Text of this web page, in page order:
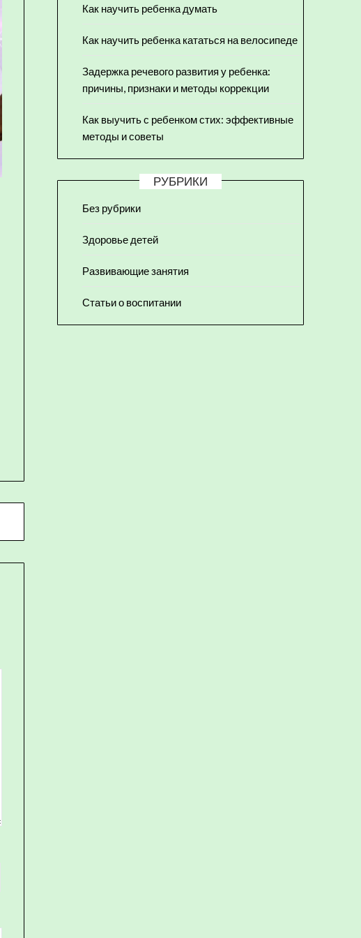
Как научить ребенка думать
Как научить ребенка кататься на велосипеде
Задержка речевого развития у ребенка:
причины, признаки и методы коррекции
Как выучить с ребенком стих: эффективные
методы и советы
РУБРИКИ
Без рубрики
Здоровье детей
Развивающие занятия
Статьи о воспитании